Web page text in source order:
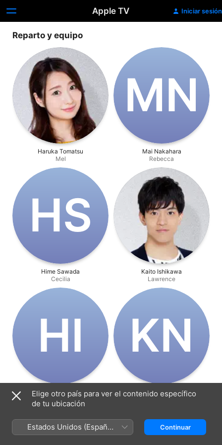
Apple TV Iniciar sesión
Reparto y equipo
Haruka Tomatsu
Mel
M‌N
Mai Nakahara
Rebecca
H‌S
Hime Sawada
Cecilia
Kaito Ishikawa
Lawrence
H‌I
Haruki Ishiya
Abel
K‌N
Kanna Nakamura
Hazelita
Elige otro país para ver el contenido específico
de tu ubicación
Estados Unidos (Español
México)
Continuar